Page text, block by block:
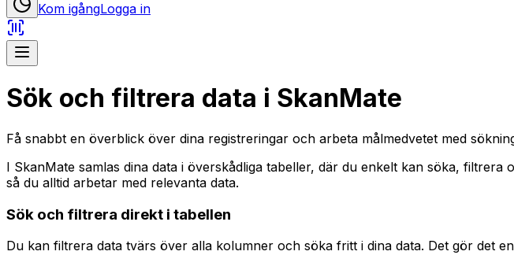
Kom igångLogga in
Sök och filtrera data i SkanMate
Få snabbt en överblick över dina registreringar och arbeta målmedvetet med
I SkanMate samlas dina data i överskådliga tabeller, där du enkelt kan söka,
så du alltid arbetar med relevanta data.
Sök och filtrera direkt i tabellen
Du kan filtrera data tvärs över alla kolumner och söka fritt i dina data. Det gör det